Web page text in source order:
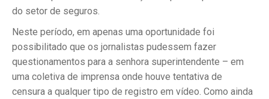
do setor de seguros.
Neste período, em apenas uma oportunidade foi
possibilitado que os jornalistas pudessem fazer
questionamentos para a senhora superintendente – em
uma coletiva de imprensa onde houve tentativa de
censura a qualquer tipo de registro em vídeo. Como ainda